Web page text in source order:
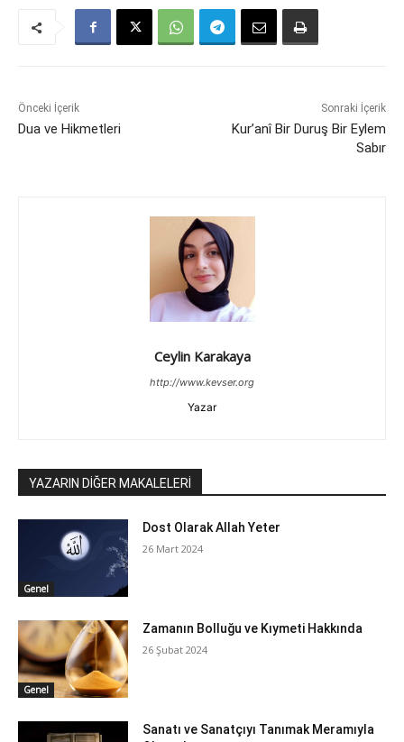
Önceki İçerik
Dua ve Hikmetleri
Sonraki İçerik
Kur’anî Bir Duruş Bir Eylem
Sabır
Ceylin Karakaya
http://www.kevser.org
Yazar
YAZARIN DİĞER MAKALELERİ
Genel
Dost Olarak Allah Yeter
26 Mart 2024
Genel
Zamanın Bolluğu ve Kıymeti Hakkında
26 Şubat 2024
Sanatı ve Sanatçıyı Tanımak Meramıyla